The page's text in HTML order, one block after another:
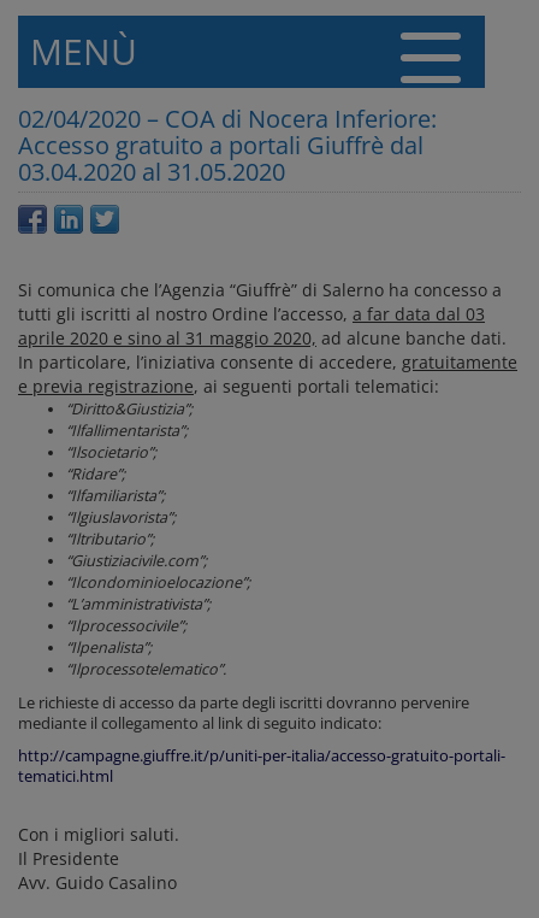
MENÙ
02/04/2020 – COA di Nocera Inferiore:
Accesso gratuito a portali Giuffrè dal
03.04.2020 al 31.05.2020
Si comunica che l’Agenzia “Giuffrè” di Salerno ha concesso a
tutti gli iscritti al nostro Ordine l’accesso, a far data dal 03
aprile 2020 e sino al 31 maggio 2020, ad alcune banche dati.
In particolare, l’iniziativa consente di accedere, gratuitamente
e previa registrazione, ai seguenti portali telematici:
“Diritto&Giustizia”;
“Ilfallimentarista”;
“Ilsocietario”;
“Ridare”;
“Ilfamiliarista”;
“Ilgiuslavorista”;
“Iltributario”;
“Giustiziacivile.com”;
“Ilcondominioelocazione”;
“L’amministrativista”;
“Ilprocessocivile”;
“Ilpenalista”;
“Ilprocessotelematico”.
Le richieste di accesso da parte degli iscritti dovranno pervenire
mediante il collegamento al link di seguito indicato:
http://campagne.giuffre.it/p/uniti-per-italia/accesso-gratuito-portali-
tematici.html
Con i migliori saluti.
Il Presidente
Avv. Guido Casalino